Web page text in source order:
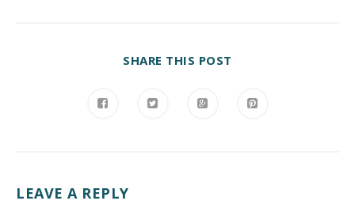
SHARE THIS POST
LEAVE A REPLY